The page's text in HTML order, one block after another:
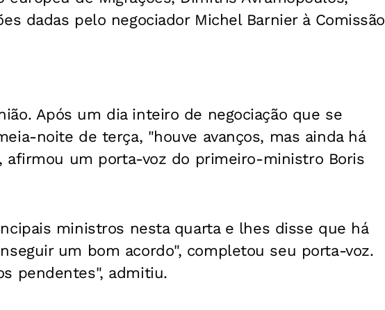
dadas pelo negociador Michel Barnier à Comissão
Após um dia inteiro de negociação que se
noite de terça, "houve avanços, mas ainda há
afirmou um porta-voz do primeiro-ministro Boris
ministros nesta quarta e lhes disse que há
um bom acordo", completou seu porta-voz.
pendentes", admitiu.